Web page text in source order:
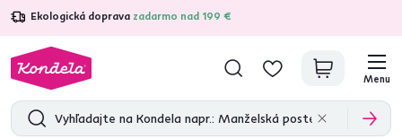
Ekologická doprava zadarmo nad 199 €
4,7 31 211overených produktových recenzií
Menu